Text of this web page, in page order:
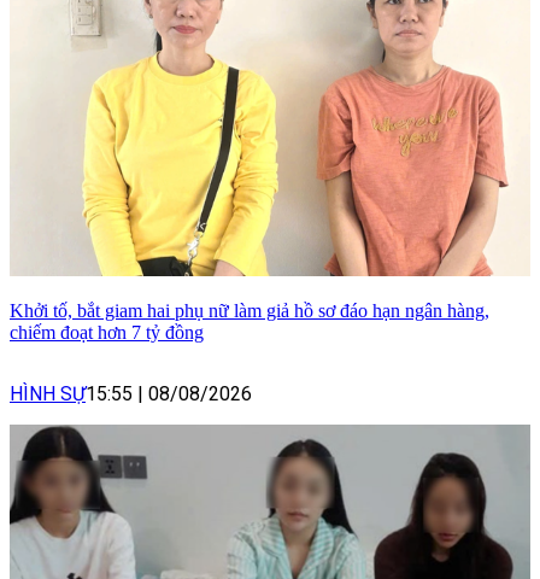
Khởi tố, bắt giam hai phụ nữ làm giả hồ sơ đáo hạn ngân hàng,
chiếm đoạt hơn 7 tỷ đồng
HÌNH SỰ15:55 08/08/2026